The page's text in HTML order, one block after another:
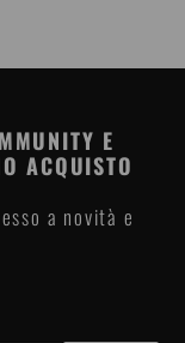
E
ACQUISTO
a novità e